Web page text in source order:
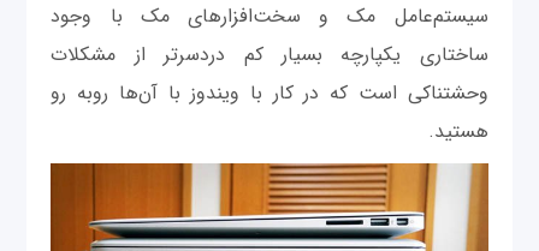
سیستم‌عامل مک و سخت‌افزارهای مک با وجود
ساختاری یکپارچه بسیار کم دردسرتر از مشکلات
وحشتناکی است که در کار با ویندوز با آن‌ها روبه رو
هستید.